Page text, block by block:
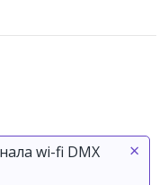
wi-fi DMX
×